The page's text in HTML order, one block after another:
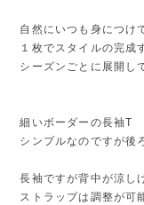
自然にいつも身につけ
１枚でスタイルの完成
シーズンごとに展開し
細いボーダーの長袖T
シンプルなのですが後
長袖ですが背中が涼し
ストラップは調整が可